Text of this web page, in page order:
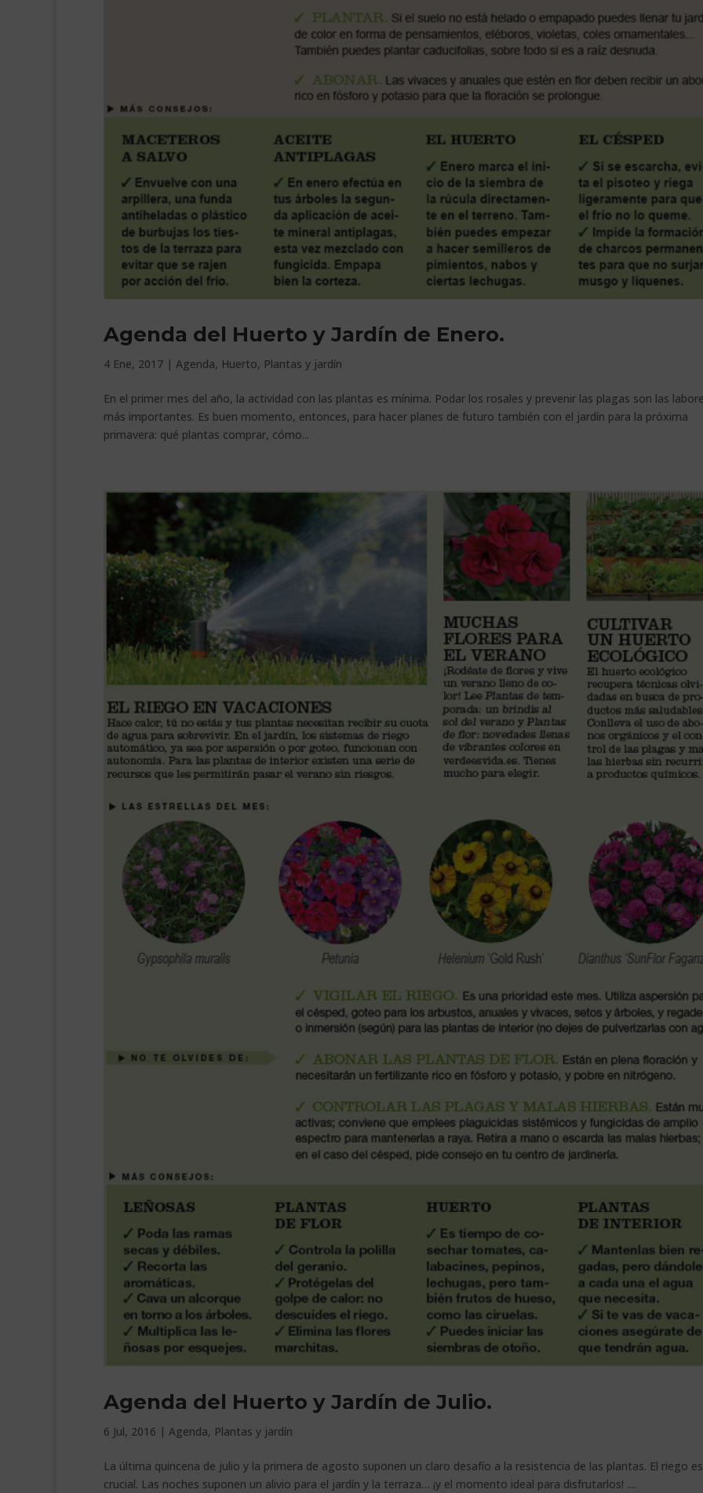
Agenda del Huerto y Jardín de Enero.
4 Ene, 2017 | Agenda, Huerto, Plantas y jardín
En el primer mes del año, la actividad con las plantas es mínima. Podar los rosales y prevenir las plagas son las
más importantes. Es buen momento, entonces, para hacer planes de futuro también con el jardín para la próxima
primavera: qué plantas comprar, cómo...
Agenda del Huerto y Jardín de Julio.
6 Jul, 2016 | Agenda, Plantas y jardín
La última quincena de julio y la primera de agosto suponen un claro desafío a la resistencia de las plantas. El riego es
crucial. Las noches suponen un alivio para el jardín y la terraza… ¡y el momento ideal para disfrutarlos! ....